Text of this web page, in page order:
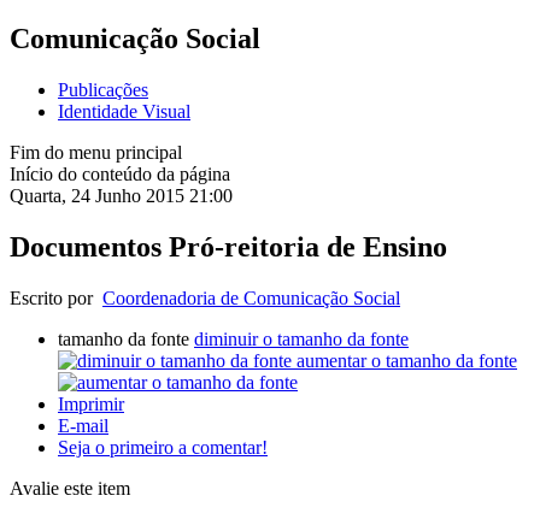
Comunicação Social
Publicações
Identidade Visual
Fim do menu principal
Início do conteúdo da página
Quarta, 24 Junho 2015 21:00
Documentos Pró-reitoria de Ensino
Escrito por Coordenadoria de Comunicação Social
tamanho da fonte diminuir o tamanho da fonte
aumentar o tamanho da fonte
Imprimir
E-mail
Seja o primeiro a comentar!
Avalie este item